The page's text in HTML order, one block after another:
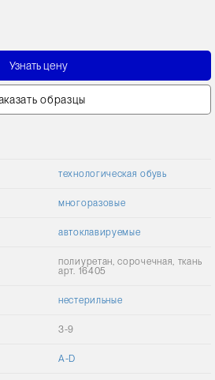
Узнать цену
образцы
технологическая обувь
многоразовые
автоклавируемые
полиуретан, сорочечная, ткань
арт. 16405
нестерильные
3-9
A-D